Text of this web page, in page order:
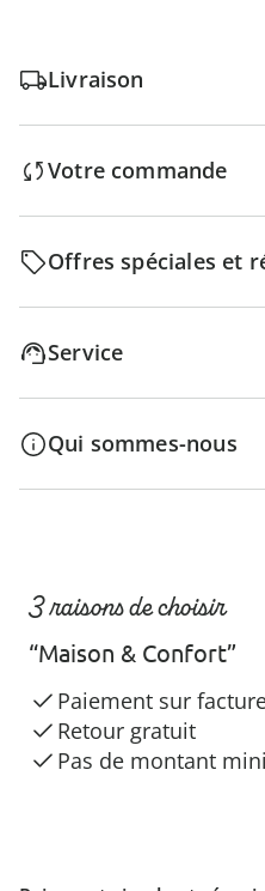
Livraison
Votre commande
Offres spéciales et
Service
Qui sommes-nous
3 raisons de choisir
“Maison & Confort”
Paiement sur
Retour gratuit
Pas de montant